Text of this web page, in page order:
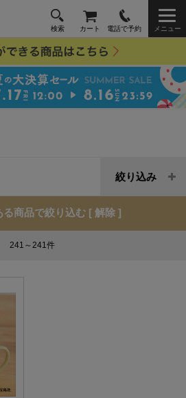
検索 カート 電話で予約 メニュー
絞り込み
る商品で絞り込む [ 解除 ]
241～241件